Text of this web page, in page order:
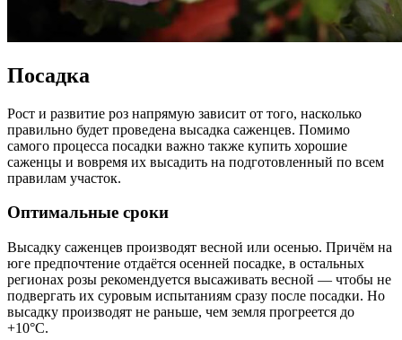
Посадка
Рост и развитие роз напрямую зависит от того, насколько
правильно будет проведена высадка саженцев. Помимо
самого процесса посадки важно также купить хорошие
саженцы и вовремя их высадить на подготовленный по всем
правилам участок.
Оптимальные сроки
Высадку саженцев производят весной или осенью. Причём на
юге предпочтение отдаётся осенней посадке, в остальных
регионах розы рекомендуется высаживать весной — чтобы не
подвергать их суровым испытаниям сразу после посадки. Но
высадку производят не раньше, чем земля прогреется до
+10°С.